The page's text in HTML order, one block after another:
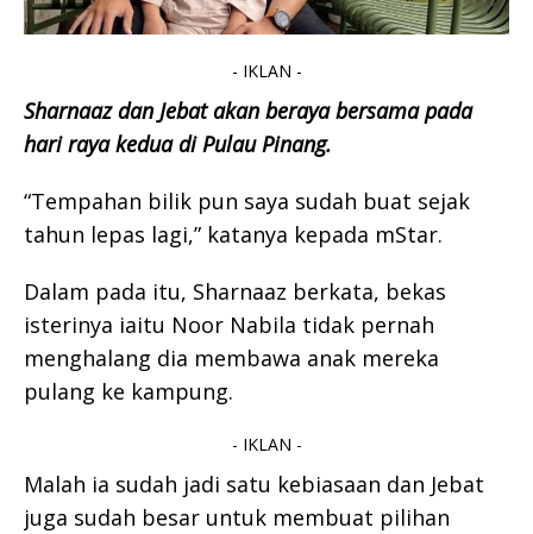
- IKLAN -
Sharnaaz dan Jebat akan beraya bersama pada
hari raya kedua di Pulau Pinang.
“Tempahan bilik pun saya sudah buat sejak
tahun lepas lagi,” katanya kepada mStar.
Dalam pada itu, Sharnaaz berkata, bekas
isterinya iaitu Noor Nabila tidak pernah
menghalang dia membawa anak mereka
pulang ke kampung.
- IKLAN -
Malah ia sudah jadi satu kebiasaan dan Jebat
juga sudah besar untuk membuat pilihan